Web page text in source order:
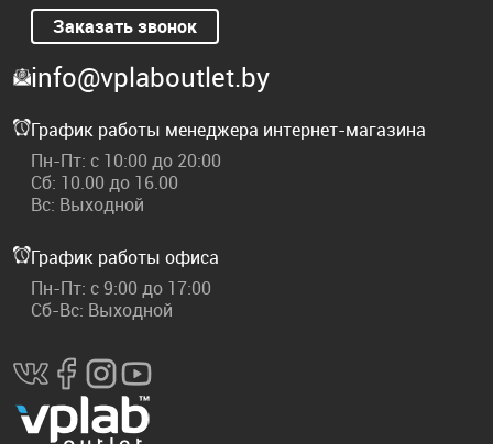
Заказать звонок
info@vplaboutlet.by
График работы менеджера интернет-магазина
Пн-Пт: с 10:00 до 20:00
Сб: 10.00 до 16.00
Вс: Выходной
График работы офиса
Пн-Пт: с 9:00 до 17:00
Сб-Вс: Выходной